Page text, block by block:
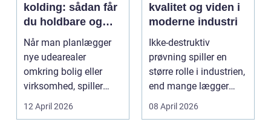
kolding: sådan får
du holdbare og
flotte udearealer
Når man planlægger
nye udearealer
omkring bolig eller
virksomhed, spiller
belægningen en helt
centra...
12 April 2026
kvalitet og viden i
moderne industri
Ikke-destruktiv
prøvning spiller en
større rolle i industrien,
end mange lægger
mærke til i hverdage...
08 April 2026